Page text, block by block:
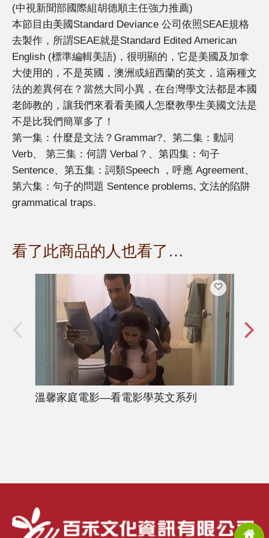
(中視新聞部國際組胡德順主任強力推薦)
本節目由美國Standard Deviance 公司依照SEAE規格
去製作，所謂SEAE就是Standard Edited American
English (標準編輯美語)，很明顯的，它是美國及加拿
大使用的，不是英國，澳洲或紐西蘭的英文，這兩種文
法的差異何在？當然大同小異，在台灣學文法都是本國
老師教的，讓我們來看看美國人怎麼教學生美國文法是
不是比我們簡單多了！
第一集：什麼是文法？Grammar?、第二集：動詞
Verb、 第三集：何謂 Verbal？、第四集：句子
Sentence、第五集：詞類Speech ，呼應 Agreement、
第六集：句子的問題 Sentence problems, 文法的陷阱
grammatical traps.
看了此商品的人也看了…
溫馨家庭電影—看電影學英文系列